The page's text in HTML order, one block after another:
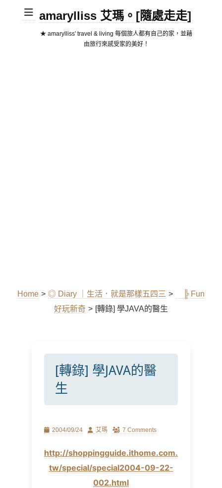
amarylliss 艾瑪。[隨處走走]
★ amarylliss' travel & living 每個旅人都有自己的家，並藉
由旅行來感受家的美好！
Home > ◎ Diary ｜生活．就是那樣五四三 >
╠ Fun
好玩新奇 > [轉錄] 學JAVA的醫生
[轉錄] 學JAVA的醫
生
Posted
2004/09/24 Author
艾瑪 7 Comments
http://shoppingguide.ithome.com.
tw/special/special2004-09-22-
002.html